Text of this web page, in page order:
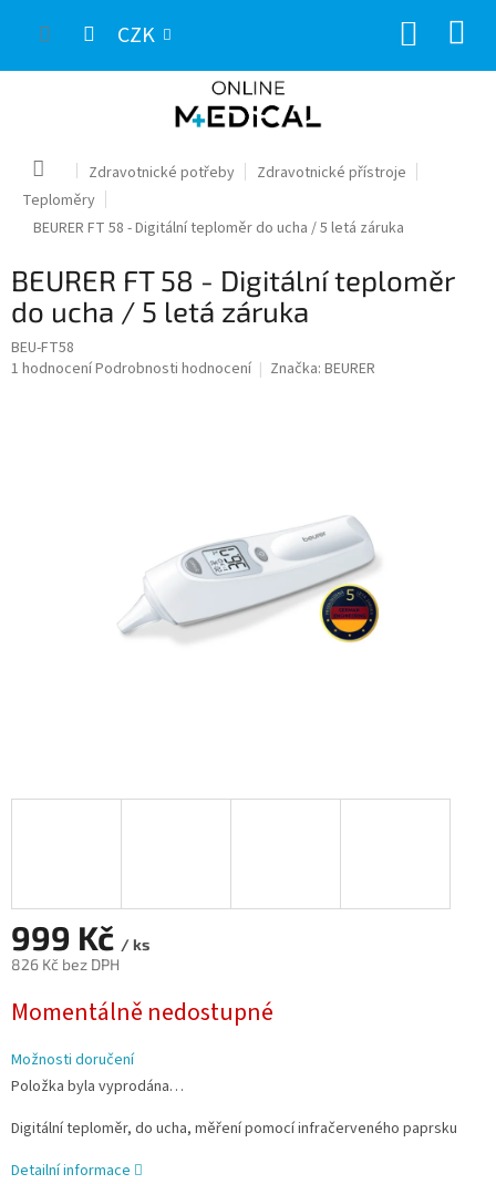
CZK
Domů Zdravotnické potřeby
Zdravotnické přístroje
Teploměry
BEURER FT 58 - Digitální teploměr do ucha / 5 letá záruka
BEURER FT 58 - Digitální teploměr
do ucha / 5 letá záruka
BEU-FT58
Průměrné
1 hodnoceníPodrobnosti hodnocení Značka: BEURER
999 Kč / ks
826 Kč bez DPH
cena:
Momentálně nedostupné
Možnosti doručení
Položka byla vyprodána…
Digitální teploměr, do ucha, měření pomocí infračerveného paprsku
Detailní informace